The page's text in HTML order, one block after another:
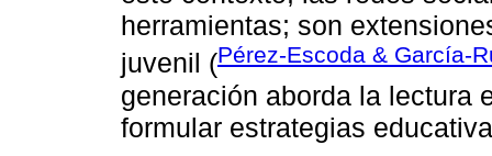
herramientas; son
juvenil (Pérez-Escoda & García-
generación aborda la lectura
formular estrategias